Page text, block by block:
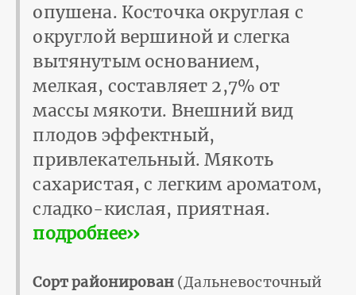
опушена. Косточка округлая с
округлой вершиной и слегка
вытянутым основанием,
мелкая, составляет 2,7% от
массы мякоти. Внеш­ний вид
плодов эффектный,
привлекательный. Мякоть
сахаристая, с легким ароматом,
сладко-кислая, приятная.
подробнее››
Сорт районирован(Дальневосточный